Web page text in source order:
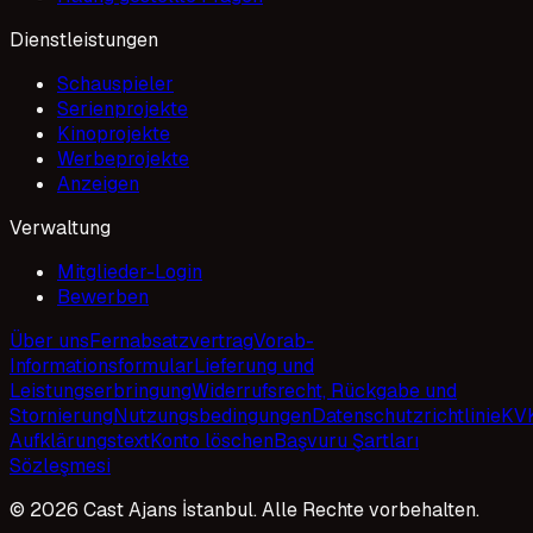
Dienstleistungen
Schauspieler
Serienprojekte
Kinoprojekte
Werbeprojekte
Anzeigen
Verwaltung
Mitglieder-Login
Bewerben
Über unsFernabsatzvertragVorab-
InformationsformularLieferung und
LeistungserbringungWiderrufsrecht, Rückgabe und
StornierungNutzungsbedingungenDatenschutzrichtlinie
AufklärungstextKonto löschenBaşvuru Şartları
Sözleşmesi
© 2026 Cast Ajans İstanbul. Alle Rechte vorbehalten.